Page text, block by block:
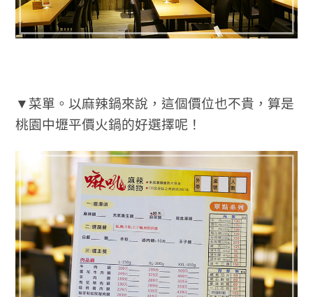
▼菜單。以麻辣鍋來說，這個價位也不貴，算是
桃園中壢平價火鍋的好選擇呢！